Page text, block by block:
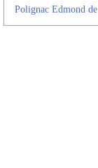
Polignac Edmond de